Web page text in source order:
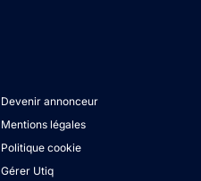
Devenir annonceur
Mentions légales
Politique cookie
Gérer Utiq